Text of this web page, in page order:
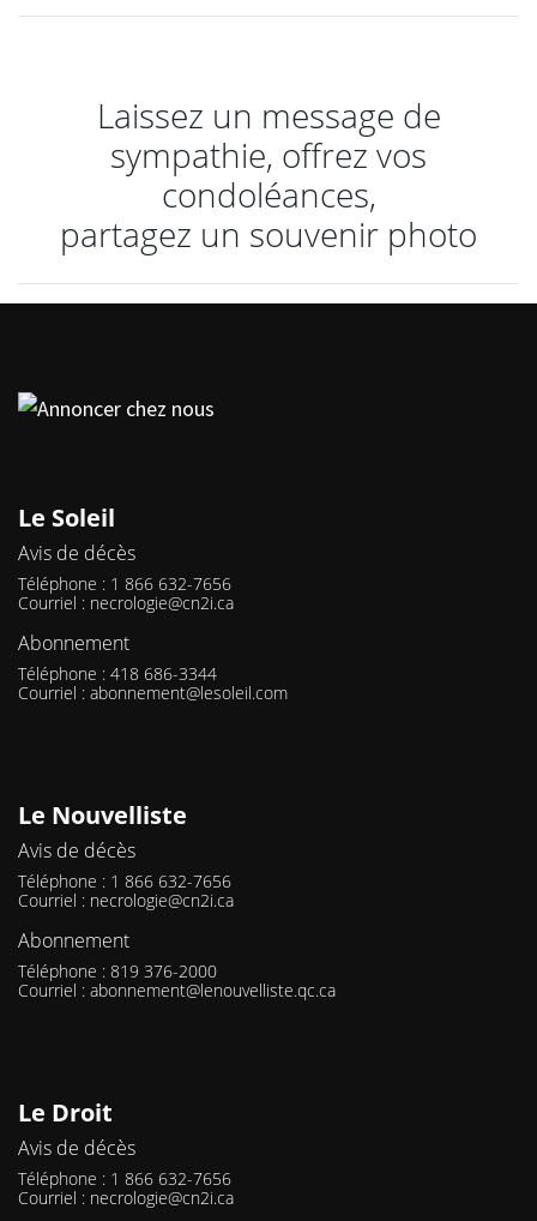
Laissez un message de
sympathie, offrez vos
condoléances,
partagez un souvenir photo
Le Soleil
Avis de décès
Téléphone : 1 866 632-7656
Courriel : necrologie@cn2i.ca
Abonnement
Téléphone : 418 686-3344
Courriel : abonnement@lesoleil.com
Le Nouvelliste
Avis de décès
Téléphone : 1 866 632-7656
Courriel : necrologie@cn2i.ca
Abonnement
Téléphone : 819 376-2000
Courriel : abonnement@lenouvelliste.qc.ca
Le Droit
Avis de décès
Téléphone : 1 866 632-7656
Courriel : necrologie@cn2i.ca